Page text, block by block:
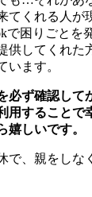
てくれる人が
で困りごと
供してくれた
います。
必ず確認して
用することで
嬉しいです。
で、親をしな